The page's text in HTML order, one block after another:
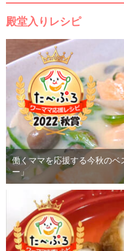
殿堂入りレシピ
働くママを応援する今秋のベ
ー」